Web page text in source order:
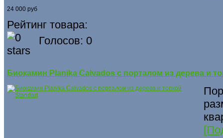
24 000 руб
Рейтинг товара:
Голосов: 0
Биокамин Planika Calvados с порталом из дерева и